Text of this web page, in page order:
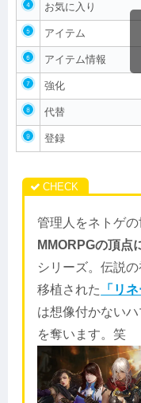
お気に入り
アイテム
アイテム情報
強化
代替
登録
管理人をネトゲの
MMORPGの頂点
シリーズ。伝説
移植された
「リ
は想像付かない
を奪います。笑